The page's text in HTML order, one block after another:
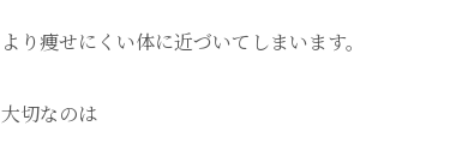
より痩せにくい体に近づいてしまいます。
大切なのは